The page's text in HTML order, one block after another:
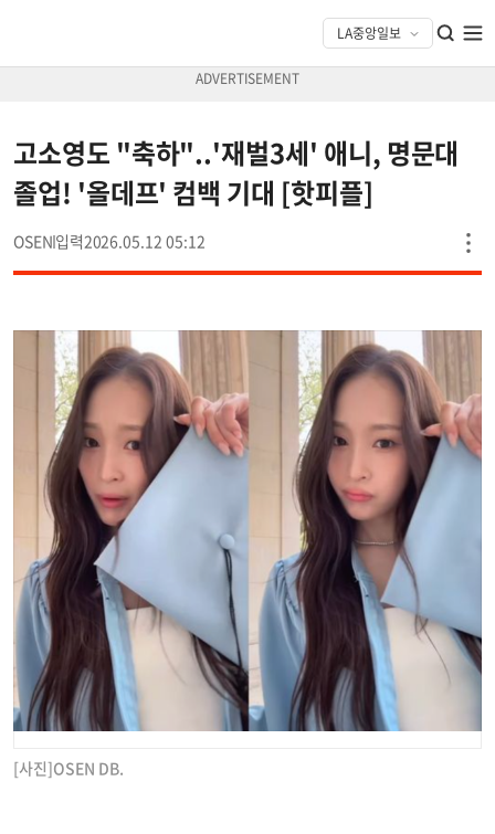
고소영도 "축하"..'재벌3세' 애니, 명문대
졸업! '올데프' 컴백 기대 [핫피플]
OSEN 2026.05.12 05:12
[사진]OSEN DB.